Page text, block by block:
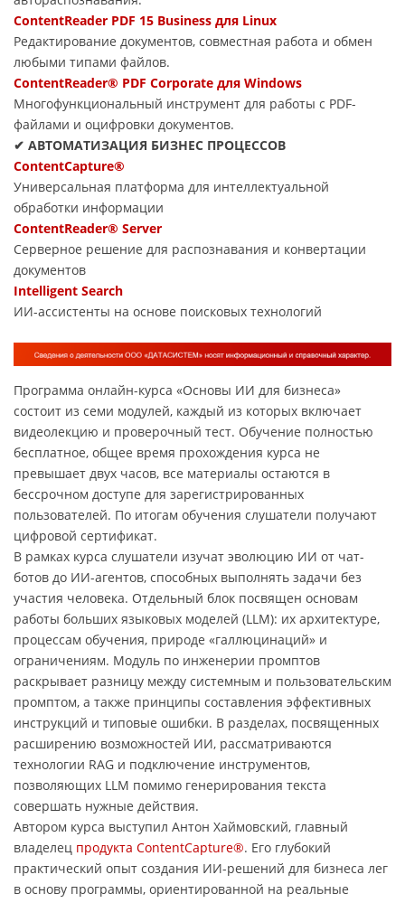
ContentReader PDF 15 Business для Linux
Редактирование документов, совместная работа и обмен
любыми типами файлов.
ContentReader® PDF Corporate для Windows
Многофункциональный инструмент для работы с PDF-
файлами и оцифровки документов.
✔ АВТОМАТИЗАЦИЯ БИЗНЕС ПРОЦЕССОВ
ContentCapture®
Универсальная платформа для интеллектуальной
обработки информации
ContentReader® Server
Серверное решение для распознавания и конвертации
документов
Intelligent Search
ИИ-ассистенты на основе поисковых технологий
Программа онлайн-курса «Основы ИИ для бизнеса»
состоит из семи модулей, каждый из которых включает
видеолекцию и проверочный тест. Обучение полностью
бесплатное, общее время прохождения курса не
превышает двух часов, все материалы остаются в
бессрочном доступе для зарегистрированных
пользователей. По итогам обучения слушатели получают
цифровой сертификат.
В рамках курса слушатели изучат эволюцию ИИ от чат-
ботов до ИИ-агентов, способных выполнять задачи без
участия человека. Отдельный блок посвящен основам
работы больших языковых моделей (LLM): их архитектуре,
процессам обучения, природе «галлюцинаций» и
ограничениям. Модуль по инженерии промптов
раскрывает разницу между системным и пользовательским
промптом, а также принципы составления эффективных
инструкций и типовые ошибки. В разделах, посвященных
расширению возможностей ИИ, рассматриваются
технологии RAG и подключение инструментов,
позволяющих LLM помимо генерирования текста
совершать нужные действия.
Автором курса выступил Антон Хаймовский, главный
владелец продукта ContentCapture®. Его глубокий
практический опыт создания ИИ-решений для бизнеса лег
в основу программы, ориентированной на реальные